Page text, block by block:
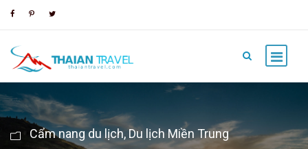
Cẩm nang du lịch,Du lịch Miền Trung